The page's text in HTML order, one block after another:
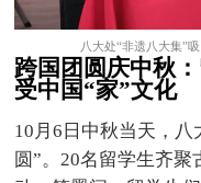
八大处“非遗八大集”
跨国团圆庆中秋
受中国“家”文化
10月6日中秋当天，八
圆”。20名留学生齐